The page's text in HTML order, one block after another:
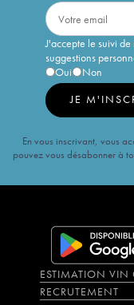
J'accepte le suivi
suggestions
Oui
Non
JE
En vous inscrivant, vous
pouvez vous désabonner à
ESTIMATION VIN
RECRUTEMENT